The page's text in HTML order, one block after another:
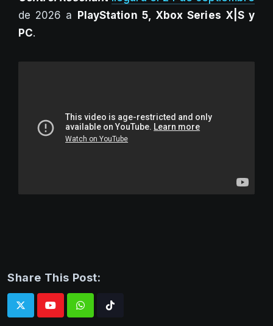
de 2026 a
PlayStation 5, Xbox Series X|S y
PC.
Share This Post:
WhatsappTiktok